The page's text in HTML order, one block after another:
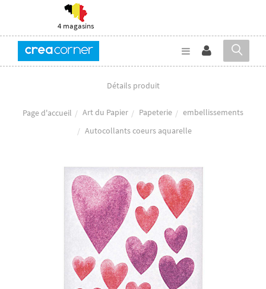
4 magasins
Détails produit
Page d'accueil Art du Papier Papeterie
embellissements
Autocollants coeurs aquarelle